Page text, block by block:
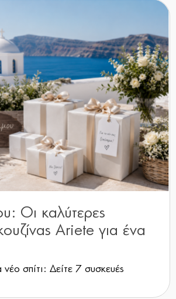
Οι καλύτερες
Ariete για ένα
σπίτι: Δείτε 7 συσκευές